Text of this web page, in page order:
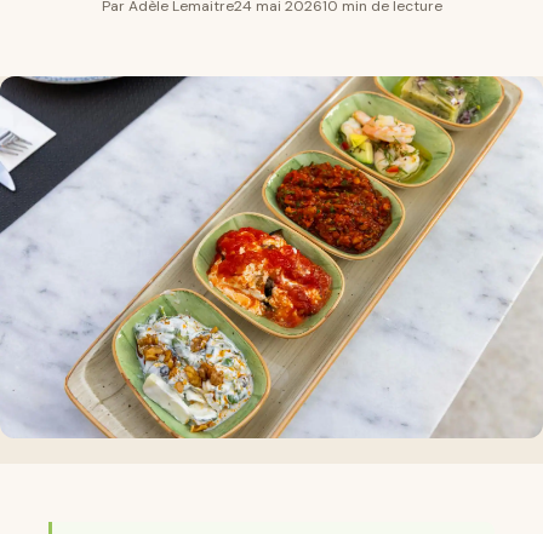
Par Adèle Lemaitre24 mai 202610 min de lecture